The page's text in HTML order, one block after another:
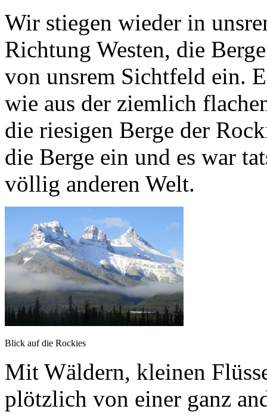
Wir stiegen wieder in
Richtung Westen, die
von unsrem Sichtfeld ein.
wie aus der ziemlich
die riesigen Berge der
die Berge ein und es war
völlig anderen Welt.
Blick auf die Rockies
Mit Wäldern, kleinen
plötzlich von einer ganz